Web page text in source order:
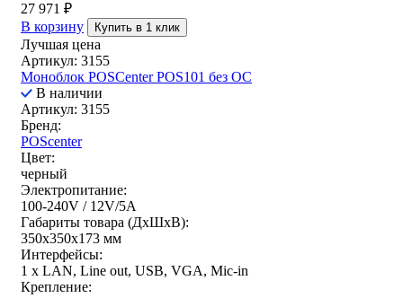
27 971 ₽
В корзину
Купить в 1 клик
Лучшая цена
Артикул: 3155
Моноблок POSCenter POS101 без ОС
В наличии
Артикул: 3155
Бренд:
POScenter
Цвет:
черный
Электропитание:
100-240V / 12V/5A
Габариты товара (ДxШxВ):
350х350х173 мм
Интерфейсы:
1 x LAN, Line out, USB, VGA, Mic-in
Крепление: